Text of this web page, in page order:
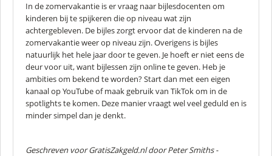
In de zomervakantie is er vraag naar bijlesdocenten om
kinderen bij te spijkeren die op niveau wat zijn
achtergebleven. De bijles zorgt ervoor dat de kinderen na de
zomervakantie weer op niveau zijn. Overigens is bijles
natuurlijk het hele jaar door te geven. Je hoeft er niet eens de
deur voor uit, want bijlessen zijn online te geven. Heb je
ambities om bekend te worden? Start dan met een eigen
kanaal op YouTube of maak gebruik van TikTok om in de
spotlights te komen. Deze manier vraagt wel veel geduld en is
minder simpel dan je denkt.
Geschreven voor GratisZakgeld.nl doorPeter Smiths-